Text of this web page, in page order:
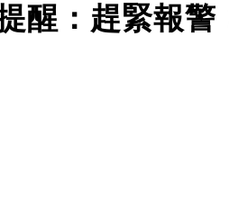
醒：趕緊報警